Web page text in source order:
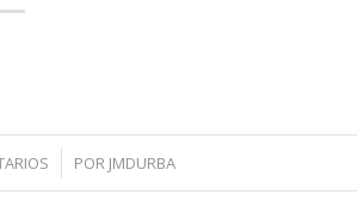
POR JMDURBA